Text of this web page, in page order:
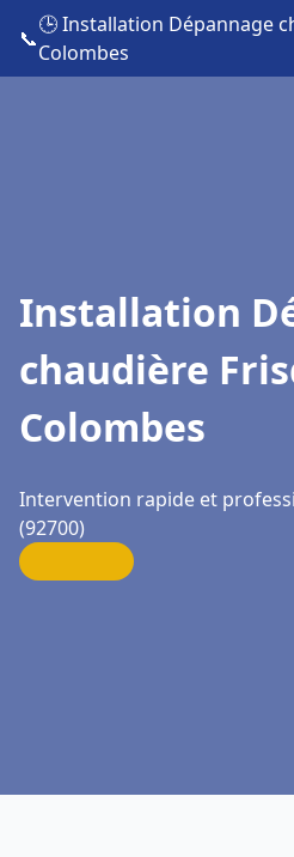
📞
🕒 Installation Dépannage
Colombes
Installation
chaudière
Colombes
Intervention rapide et
(92700)